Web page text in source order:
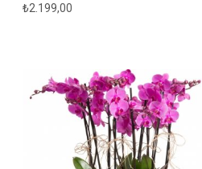
₺2.199,00